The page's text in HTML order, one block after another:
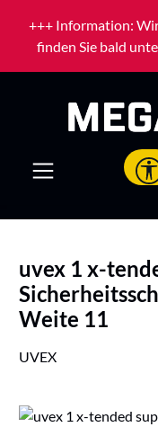
Zum Hauptinhalt
+++ Information:
finden Sie bald
uvex 1 x-
Weite 11
UVEX
Bildergalerie